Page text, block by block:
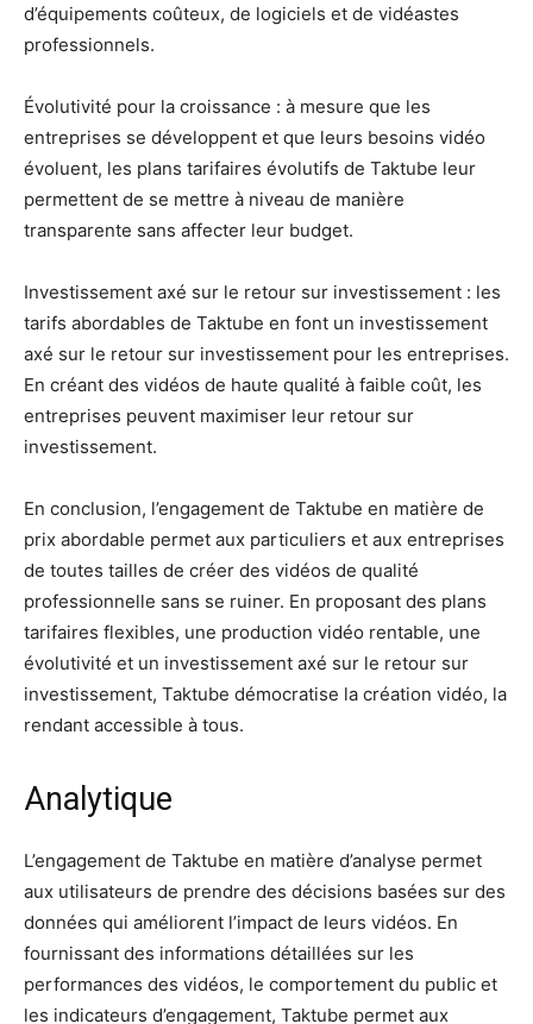
d’équipements coûteux, de logiciels et de vidéastes
professionnels.
Évolutivité pour la croissance : à mesure que les
entreprises se développent et que leurs besoins vidéo
évoluent, les plans tarifaires évolutifs de Taktube leur
permettent de se mettre à niveau de manière
transparente sans affecter leur budget.
Investissement axé sur le retour sur investissement : les
tarifs abordables de Taktube en font un investissement
axé sur le retour sur investissement pour les entreprises.
En créant des vidéos de haute qualité à faible coût, les
entreprises peuvent maximiser leur retour sur
investissement.
En conclusion, l’engagement de Taktube en matière de
prix abordable permet aux particuliers et aux entreprises
de toutes tailles de créer des vidéos de qualité
professionnelle sans se ruiner. En proposant des plans
tarifaires flexibles, une production vidéo rentable, une
évolutivité et un investissement axé sur le retour sur
investissement, Taktube démocratise la création vidéo, la
rendant accessible à tous.
Analytique
L’engagement de Taktube en matière d’analyse permet
aux utilisateurs de prendre des décisions basées sur des
données qui améliorent l’impact de leurs vidéos. En
fournissant des informations détaillées sur les
performances des vidéos, le comportement du public et
les indicateurs d’engagement, Taktube permet aux